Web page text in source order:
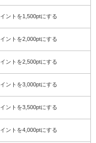
ントを1,500ptにする
ントを2,000ptにする
ントを2,500ptにする
ントを3,000ptにする
ントを3,500ptにする
ントを4,000ptにする